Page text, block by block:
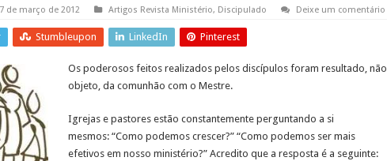
de março de 2012 Artigos Revista Ministério, Discipulado Deixe um comentário
Stumbleupon LinkedIn Pinterest
Os poderosos feitos realizados pelos discípulos foram resultado, não
objeto, da comunhão com o Mestre.
Igrejas e pastores estão constantemente perguntando a si
mesmos: “Como podemos crescer?” “Como podemos ser mais
efetivos em nosso ministério?” Acredito que a resposta é a seguinte: